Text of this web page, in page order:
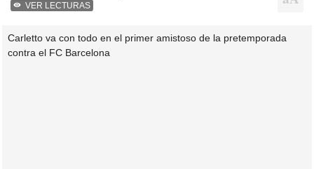
VER LECTURAS
Carletto va con todo en el primer amistoso de la pretemporada
contra el FC Barcelona